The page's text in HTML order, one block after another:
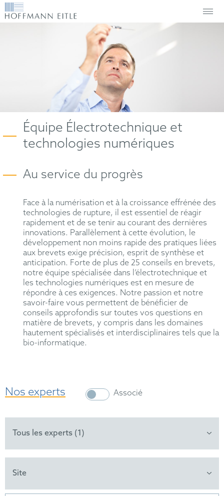
Équipe Électrotechnique et
technologies numériques
Au service du progrès
Face à la numérisation et à la croissance effrénée des
technologies de rupture, il est essentiel de réagir
rapidement et de se tenir au courant des dernières
innovations. Parallèlement à cette évolution, le
développement non moins rapide des pratiques liées
aux brevets exige précision, esprit de synthèse et
anticipation. Forte de plus de 25 conseils en brevets,
notre équipe spécialisée dans l’électrotechnique et
les technologies numériques est en mesure de
répondre à ces exigences. Notre passion et notre
savoir-faire vous permettent de bénéficier de
conseils approfondis sur toutes vos questions en
matière de brevets, y compris dans les domaines
hautement spécialisés et interdisciplinaires tels que la
bio-informatique.
Nos experts Associé
Tous les experts (1)
Site